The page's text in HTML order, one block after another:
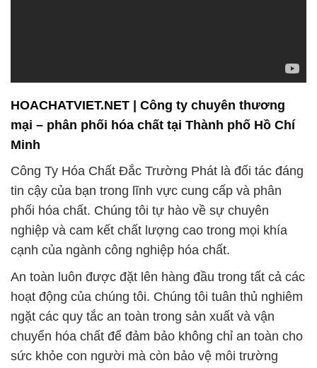
HOACHATVIET.NET | Công ty chuyên thương
mại – phân phối hóa chất tại Thành phố Hồ Chí
Minh
Công Ty Hóa Chất Đắc Trường Phát là đối tác đáng
tin cậy của bạn trong lĩnh vực cung cấp và phân
phối hóa chất. Chúng tôi tự hào về sự chuyên
nghiệp và cam kết chất lượng cao trong mọi khía
cạnh của ngành công nghiệp hóa chất.
An toàn luôn được đặt lên hàng đầu trong tất cả các
hoạt động của chúng tôi. Chúng tôi tuân thủ nghiêm
ngặt các quy tắc an toàn trong sản xuất và vận
chuyển hóa chất để đảm bảo không chỉ an toàn cho
sức khỏe con người mà còn bảo vệ môi trường